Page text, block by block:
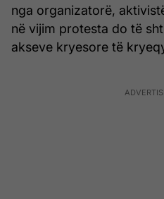
nga organizatorë,
në vijim protesta do të
akseve kryesore të